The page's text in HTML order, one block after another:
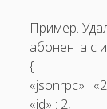
Пример.
абонента с
{
«jsonrpc» :
«id» : 2,